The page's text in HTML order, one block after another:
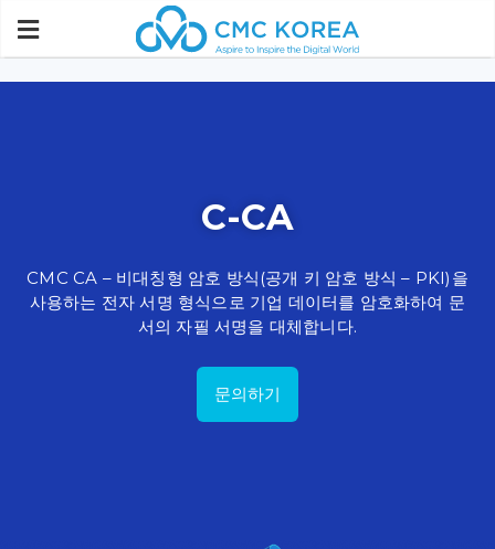
Paste this code immediately after the opening tag:
C-CA
CMC CA – 비대칭형 암호 방식(공개 키 암호 방식 – PKI)을
사용하는 전자 서명 형식으로 기업 데이터를 암호화하여 문
서의 자필 서명을 대체합니다.
문의하기